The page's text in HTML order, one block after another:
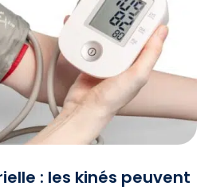
: les kinés peuvent